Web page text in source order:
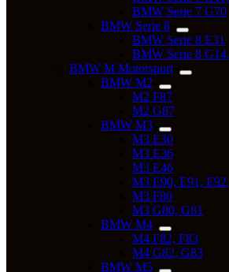
BMW Serie 7 G70
BMW Serie 8
BMW Serie 8 E31
BMW Serie 8
BMW M Motorsport
BMW M2
M2 F87
M2 G87
BMW M3
M3 E30
M3 E36
M3 E46
M3 E90, E91,
M3 F80
M3 G80, G81
BMW M4
M4 F82, F83
M4 G82, G83
BMW M5